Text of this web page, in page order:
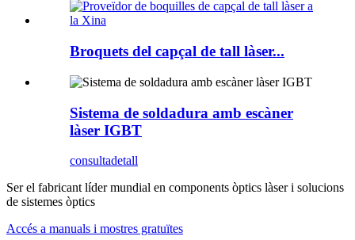
Broquets del capçal de tall làser...
Sistema de soldadura amb escàner
làser IGBT
consultadetall
Ser el fabricant líder mundial en components òptics làser i solucions
de sistemes òptics
Accés a manuals i mostres gratuïtes